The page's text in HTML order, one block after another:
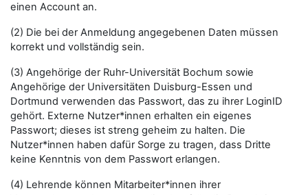
einen Account an.
(2) Die bei der Anmeldung angegebenen Daten müssen
korrekt und vollständig sein.
(3) Angehörige der Ruhr-Universität Bochum sowie
Angehörige der Universitäten Duisburg-Essen und
Dortmund verwenden das Passwort, das zu ihrer LoginID
gehört. Externe Nutzer*innen erhalten ein eigenes
Passwort; dieses ist streng geheim zu halten. Die
Nutzer*innen haben dafür Sorge zu tragen, dass Dritte
keine Kenntnis von dem Passwort erlangen.
(4) Lehrende können Mitarbeiter*innen ihrer